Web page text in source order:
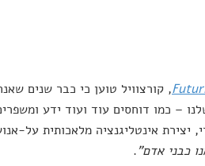
, קורצוויל טוען כי כבר שנים
– כמו דוחסים עוד ועוד ידע
יצירת אינטליגנציה מלאכותית על-
כבני אדם".